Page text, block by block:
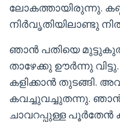
ലോകത്തായിരുന്നു.
നിർവൃതിയിലാണ്ടു
ഞാൻ പതിയെ
താഴേക്കു ഊർന്നു വിട്ടു.
കളിക്കാൻ തുടങ്ങി.
കവച്ചുവച്ചുതന്നു.
ചാവറപ്പുള്ള പൂർതേൻ